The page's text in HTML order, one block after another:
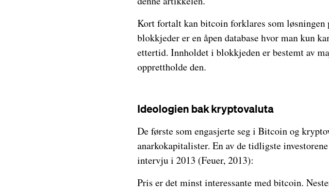
Kort fortalt kan bitcoin forklares som løsningen
blokkjeder er en åpen database hvor man kun
ettertid. Innholdet i blokkjeden er bestemt av
opprettholde den.
Ideologien bak kryptovaluta
De første som engasjerte seg i Bitcoin og
anarkokapitalister. En av de tidligste
intervju i 2013 (Feuer, 2013):
Pris er det minst interessante med bitcoin.